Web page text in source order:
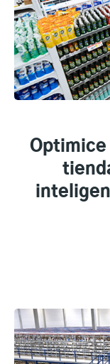
Optimice